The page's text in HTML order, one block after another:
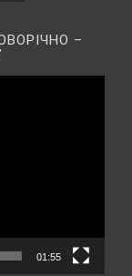
–
01:55